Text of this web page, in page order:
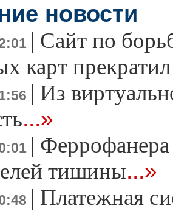
новости
| Сайт по
карт
| Из
...»
|
тишины...»
| Платежная